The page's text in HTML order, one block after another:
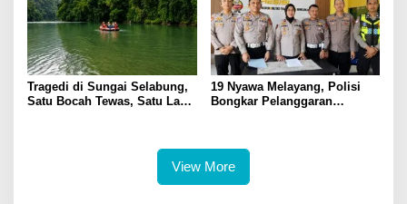
Tragedi di Sungai Selabung,
Satu Bocah Tewas, Satu Lagi
19 Nyawa Melayang, Polisi
Bongkar Pelanggaran
View More